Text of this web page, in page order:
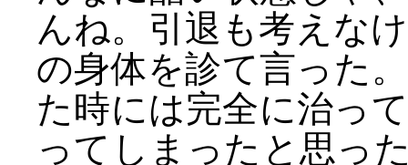
んね。引退も考えな
の身体を診て言った
た時には完全に治っ
ってしまったと思っ